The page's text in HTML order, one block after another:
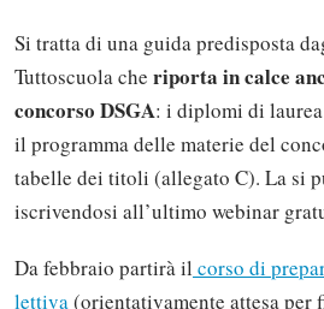
Si tratta di una guida predisposta
Tuttoscuola che riporta in calce
concorso DSGA: i diplomi di
il programma delle materie del
tabelle dei titoli (allegato C). La si
iscrivendosi all’ultimo webinar
Da febbraio partirà il corso di
lettiva(orientativamente attesa per